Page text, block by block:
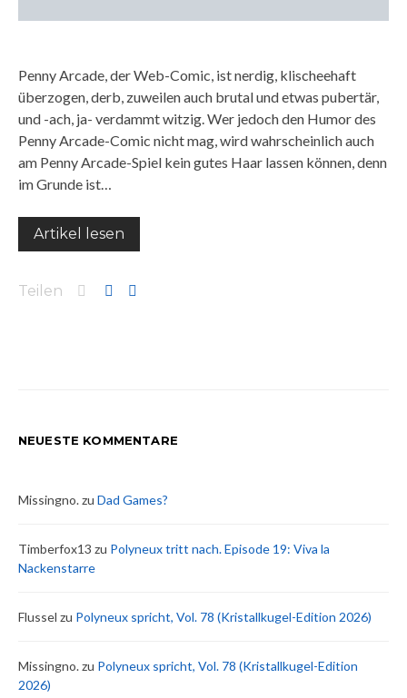
Penny Arcade, der Web-Comic, ist nerdig, klischeehaft
überzogen, derb, zuweilen auch brutal und etwas pubertär,
und -ach, ja- verdammt witzig. Wer jedoch den Humor des
Penny Arcade-Comic nicht mag, wird wahrscheinlich auch
am Penny Arcade-Spiel kein gutes Haar lassen können, denn
im Grunde ist…
Artikel lesen
Teilen
NEUESTE KOMMENTARE
Missingno.zu Dad Games?
Timberfox13 zu Polyneux tritt nach. Episode 19: Viva la
Nackenstarre
Flussel zu Polyneux spricht, Vol. 78 (Kristallkugel-Edition 2026)
Missingno.zu Polyneux spricht, Vol. 78 (Kristallkugel-Edition
2026)